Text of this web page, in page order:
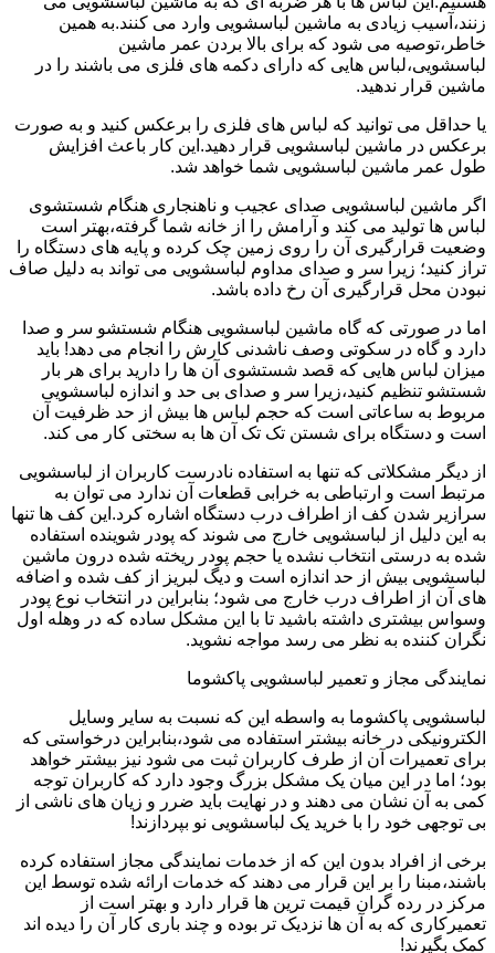
زنند،آسیب زیادی به ماشین لباسشویی وارد می کنند.به همین
خاطر،توصیه می شود که برای بالا بردن عمر ماشین
لباسشویی،لباس هایی که دارای دکمه های فلزی می باشند را در
ماشین قرار ندهید.
یا حداقل می توانید که لباس های فلزی را برعکس کنید و به صورت
برعکس در ماشین لباسشویی قرار دهید.این کار باعث افزایش
طول عمر ماشین لباسشویی شما خواهد شد.
اگر ماشین لباسشویی صدای عجیب و ناهنجاری هنگام شستشوی
لباس ها تولید می کند و آرامش را از خانه شما گرفته،بهتر است
وضعیت قرارگیری آن را روی زمین چک کرده و پایه های دستگاه را
تراز کنید؛ زیرا سر و صدای مداوم لباسشویی می تواند به دلیل صاف
نبودن محل قرارگیری آن رخ داده باشد.
اما در صورتی که گاه ماشین لباسشویی هنگام شستشو سر و صدا
دارد و گاه در سکوتی وصف ناشدنی کارش را انجام می دهد! باید
میزان لباس هایی که قصد شستشوی آن ها را دارید برای هر بار
شستشو تنظیم کنید،زیرا سر و صدای بی حد و اندازه لباسشویی
مربوط به ساعاتی است که حجم لباس ها بیش از حد ظرفیت آن
است و دستگاه برای شستن تک تک آن ها به سختی کار می کند.
از دیگر مشکلاتی که تنها به استفاده نادرست کاربران از لباسشویی
مرتبط است و ارتباطی به خرابی قطعات آن ندارد می توان به
سرازیر شدن کف از اطراف درب دستگاه اشاره کرد.این کف ها تنها
به این دلیل از لباسشویی خارج می شوند که پودر شوینده استفاده
شده به درستی انتخاب نشده یا حجم پودر ریخته شده درون ماشین
لباسشویی بیش از حد اندازه است و دیگ لبریز از کف شده و اضافه
های آن از اطراف درب خارج می شود؛ بنابراین در انتخاب نوع پودر
وسواس بیشتری داشته باشید تا با این مشکل ساده که در وهله اول
نگران کننده به نظر می رسد مواجه نشوید.
نمایندگی مجاز و تعمیر لباسشویی پاکشوما
لباسشویی پاکشوما به واسطه این که نسبت به سایر وسایل
الکترونیکی در خانه بیشتر استفاده می شود،بنابراین درخواستی که
برای تعمیرات آن از طرف کاربران ثبت می شود نیز بیشتر خواهد
بود؛ اما در این میان یک مشکل بزرگ وجود دارد که کاربران توجه
کمی به آن نشان می دهند و در نهایت باید ضرر و زیان های ناشی از
بی توجهی خود را با خرید یک لباسشویی نو بپردازند!
برخی از افراد بدون این که از خدمات نمایندگی مجاز استفاده کرده
باشند،مبنا را بر این قرار می دهند که خدمات ارائه شده توسط این
مرکز در رده گران قیمت ترین ها قرار دارد و بهتر است از
تعمیرکاری که به آن ها نزدیک تر بوده و چند باری کار آن را دیده اند
کمک بگیرند!